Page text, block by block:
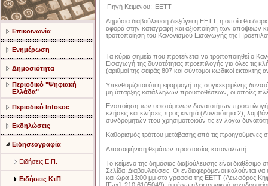
Επικοινωνία
Ενημέρωση
Δημοσιότητα
Περιοδικό "Ψηφιακή
Ελλάδα"
Περιοδικό Infosoc
Εκδηλώσεις
Ειδησεογραφία
Ειδήσεις Ε.Π.
Ειδήσεις ΚτΠ
Πηγή Κειμένου: ΕΕΤΤ
Δημόσια διαβούλευση διεξάγει η ΕΕΤΤ, η οποία θα
αφορά στην καταγραφή και αξιοποίηση των απόψεων
τροποποίηση του Κανονισμού Εισαγωγής της
Τα κύρια σημεία που προτείνεται να τροποποιηθεί ο
Εισαγωγή της δυνατότητας προεπιλογής για όλες τις
(αριθμοί της σειράς 807 και σύντομοι κωδικοί έκτακτης
Υπενθυμίζεται ότι η εφαρμογή της συγκεκριμένης
μη ύπαρξης κατάλληλων προϋποθέσεων, οι οποίες
Ενοποίηση των υφιστάμενων δυνατοτήτων προεπιλογής
κλήσεις και κλήσεις προς κινητά (Δυνατότητα 2),
συνδρομητών που χρησιμοποιούν τις εν λόγω
Καθορισμός τρόπου μετάβασης από τις προηγούμενες
Αποσαφήνιση θεμάτων προστασίας καταναλωτή.
Το κείμενο της δημόσιας διαβούλευσης είναι
Σελίδα: Διαβουλεύσεις. Οι ενδιαφερόμενοι καλούνται
και ώρα 13:00 μμ στα γραφεία της ΕΕΤΤ (Λεωφόρος
[Fax]: 210 6105049), ή μέσω ηλεκτρονικού